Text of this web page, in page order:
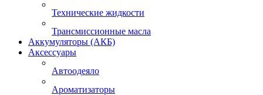
Технические жидкости
Трансмиссионные масла
Аккумуляторы (АКБ)
Аксессуары
Автоодеяло
Ароматизаторы